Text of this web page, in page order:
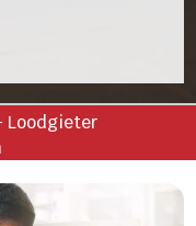
Loodgieter